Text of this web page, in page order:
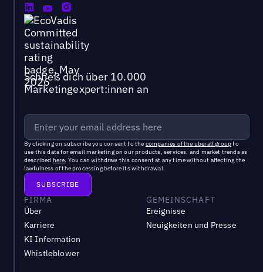
Schließ dich über 10.000
Marketingexpert:innen an
By clicking on subscribe you consent to the companies of the uberall groupto
use this data for email marketing on our products, services, and market trends as
described here. You can withdraw this consent at any time without affecting the
lawfulness of the processing before its withdrawal.
FIRMA
Über
Karriere
KI Information
Whistleblower
GEMEINSCHAFT
Ereignisse
Neuigkeiten und Presse